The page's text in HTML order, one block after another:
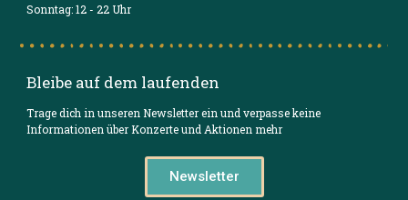
Sonntag: 12 - 22 Uhr
Bleibe auf dem laufenden
Trage dich in unseren Newsletter ein und verpasse keine
Informationen über Konzerte und Aktionen mehr
Newsletter